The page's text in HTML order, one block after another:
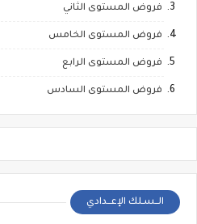
فروض المستوى الثاني
فروض المستوى الخامس
فروض المستوى الرابع
فروض المستوى السادس
الــسـلك الإعــدادي